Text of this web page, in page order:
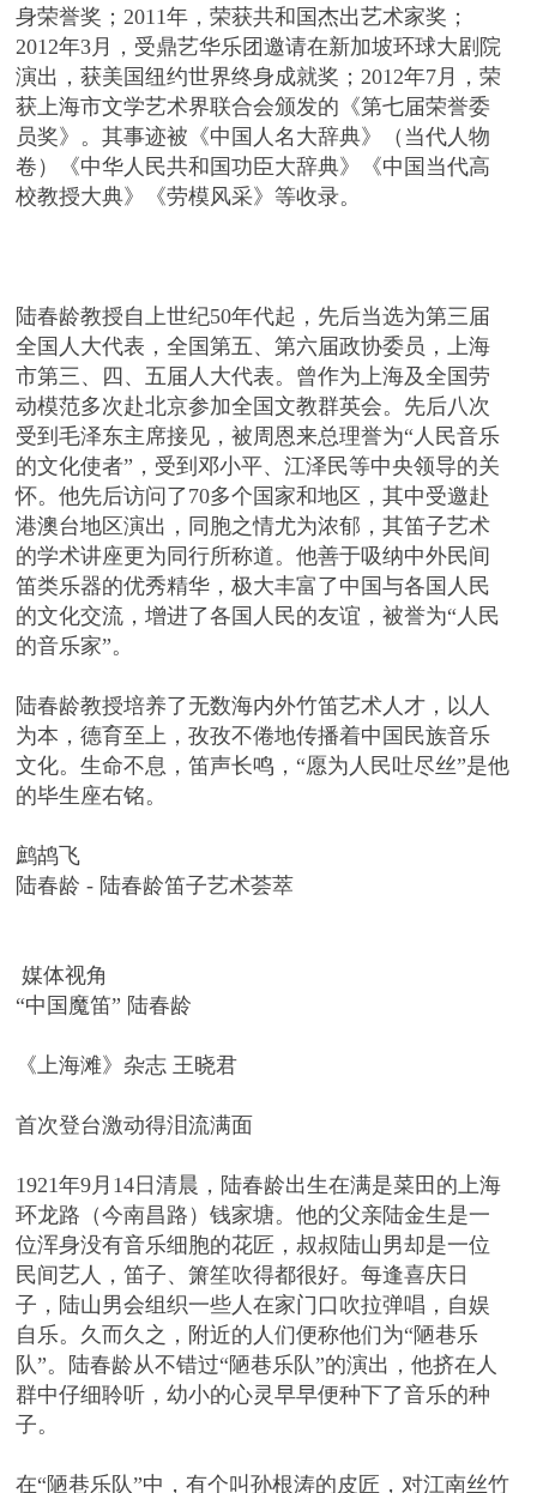
身荣誉奖；2011年，荣获共和国杰出艺术家奖；
2012年3月，受鼎艺华乐团邀请在新加坡环球大剧院
演出，获美国纽约世界终身成就奖；2012年7月，荣
获上海市文学艺术界联合会颁发的《第七届荣誉委
员奖》。其事迹被《中国人名大辞典》（当代人物
卷）《中华人民共和国功臣大辞典》《中国当代高
校教授大典》《劳模风采》等收录。
陆春龄教授自上世纪50年代起，先后当选为第三届
全国人大代表，全国第五、第六届政协委员，上海
市第三、四、五届人大代表。曾作为上海及全国劳
动模范多次赴北京参加全国文教群英会。先后八次
受到毛泽东主席接见，被周恩来总理誉为“人民音乐
的文化使者”，受到邓小平、江泽民等中央领导的关
怀。他先后访问了70多个国家和地区，其中受邀赴
港澳台地区演出，同胞之情尤为浓郁，其笛子艺术
的学术讲座更为同行所称道。他善于吸纳中外民间
笛类乐器的优秀精华，极大丰富了中国与各国人民
的文化交流，增进了各国人民的友谊，被誉为“人民
的音乐家”。
陆春龄教授培养了无数海内外竹笛艺术人才，以人
为本，德育至上，孜孜不倦地传播着中国民族音乐
文化。生命不息，笛声长鸣，“愿为人民吐尽丝”是他
的毕生座右铭。
鹧鸪飞
陆春龄 - 陆春龄笛子艺术荟萃
媒体视角
“中国魔笛” 陆春龄
《上海滩》杂志 王晓君
首次登台激动得泪流满面
1921年9月14日清晨，陆春龄出生在满是菜田的上海
环龙路（今南昌路）钱家塘。他的父亲陆金生是一
位浑身没有音乐细胞的花匠，叔叔陆山男却是一位
民间艺人，笛子、箫笙吹得都很好。每逢喜庆日
子，陆山男会组织一些人在家门口吹拉弹唱，自娱
自乐。久而久之，附近的人们便称他们为“陋巷乐
队”。陆春龄从不错过“陋巷乐队”的演出，他挤在人
群中仔细聆听，幼小的心灵早早便种下了音乐的种
子。
在“陋巷乐队”中，有个叫孙根涛的皮匠，对江南丝竹